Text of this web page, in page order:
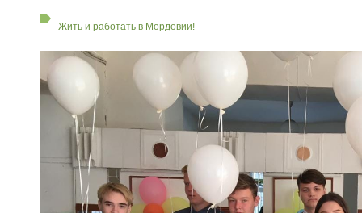
Жить и работать в Мордовии!